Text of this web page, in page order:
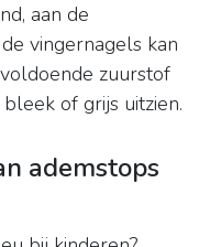
aan de
vingernagels kan
zuurstof
of grijs uitzien.
ademstops